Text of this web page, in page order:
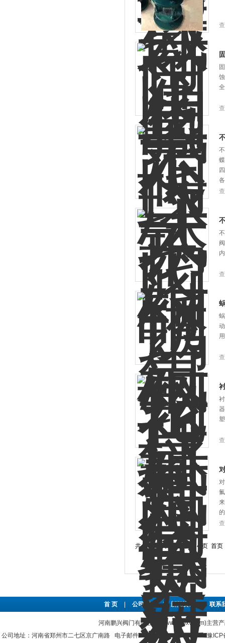
共 44 条记录，当前 1 / 4 页 首
首 页 公司简介 | 新闻资讯 联系
河南鹏兴阀门有限公司(www.hnpxv.com)主营
公司地址：河南省郑州市二七区京广南路 电子邮件：hnpxvalve@126.com豫ICP